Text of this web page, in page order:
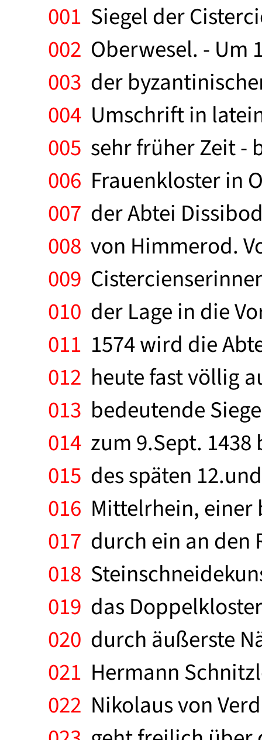
001 Siegel der
002 Oberwesel. - Um
003 der
004 Umschrift in
005 sehr früher Zeit -
006 Frauenkloster in
007 der Abtei
008 von Himmerod.
009
010 der Lage in die
011 1574 wird die
012 heute fast völlig
013 bedeutende
014 zum 9.Sept.
015 des späten
016 Mittelrhein, einer
017 durch ein an den
018
019 das
020 durch äußerste
021 Hermann
022 Nikolaus von